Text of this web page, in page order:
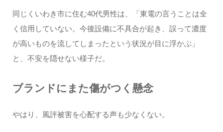
同じくいわき市に住む40代男性は、「東電の言うことは全
く信用していない。今後設備に不具合が起き、誤って濃度
が高いものを流してしまったという状況が目に浮かぶ」
と、不安を隠せない様子だ。
ブランドにまた傷がつく懸念
やはり、風評被害を心配する声も少なくない。